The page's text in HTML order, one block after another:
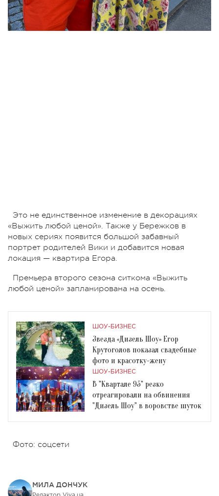
Это не единственное изменение в декорациях
«Выжить любой ценой». Также у Бережков в
новых сериях появится большой забавный
портрет родителей Вики и добавится новая
локация — квартира Егора.
Премьера второго сезона ситкома «Выжить
любой ценой» запланирована на осень.
ШОУ-БИЗНЕС
Звезда «Дизель Шоу» Егор
Крутоголов показал свадебные
фото и красотку-жену
ШОУ-БИЗНЕС
В "Квартале 95" резко
отреагировали на обвинения
"Дизель Шоу" в воровстве шуток
Фото: соцсети
МИЛА ДОНЧУК